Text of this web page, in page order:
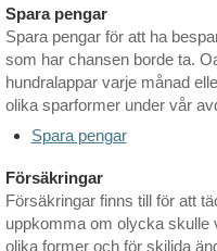
Spara pengar
Spara pengar för att ha
som har chansen borde ta.
hundralappar varje månad
olika sparformer under vår
Spara pengar
Försäkringar
Försäkringar finns till för att
uppkomma om olycka skulle
olika former och för skiljda